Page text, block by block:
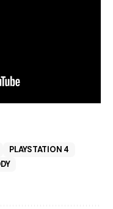
PLAYSTATION 4